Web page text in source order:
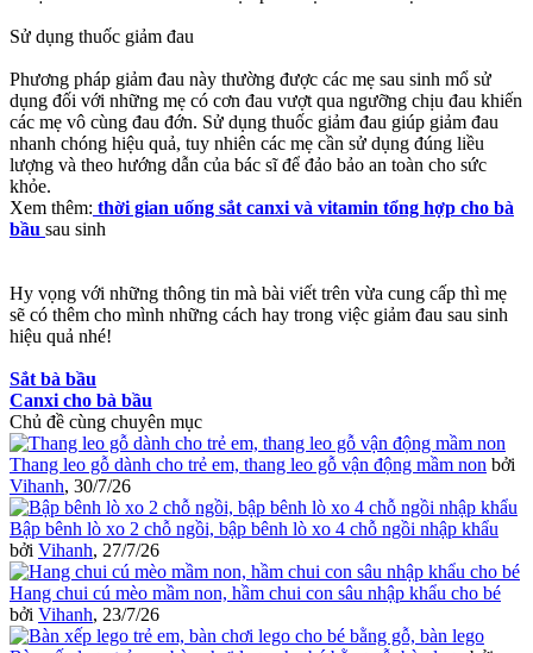
Sử dụng thuốc giảm đau
Phương pháp giảm đau này thường được các mẹ sau sinh mổ sử
dụng đối với những mẹ có cơn đau vượt qua ngưỡng chịu đau khiến
các mẹ vô cùng đau đớn. Sử dụng thuốc giảm đau giúp giảm đau
nhanh chóng hiệu quả, tuy nhiên các mẹ cần sử dụng đúng liều
lượng và theo hướng dẫn của bác sĩ để đảo bảo an toàn cho sức
khỏe.
Xem thêm: thời gian uống sắt canxi và vitamin tổng hợp cho bà
bầu sau sinh
Hy vọng với những thông tin mà bài viết trên vừa cung cấp thì mẹ
sẽ có thêm cho mình những cách hay trong việc giảm đau sau sinh
hiệu quả nhé!
Sắt bà bầu
Canxi cho bà bầu
Chủ đề cùng chuyên mục
Thang leo gỗ dành cho trẻ em, thang leo gỗ vận động mầm non bởi
Vihanh, 30/7/26
Bập bênh lò xo 2 chỗ ngồi, bập bênh lò xo 4 chỗ ngồi nhập khẩu
bởi Vihanh, 27/7/26
Hang chui cú mèo mầm non, hầm chui con sâu nhập khẩu cho bé
bởi Vihanh, 23/7/26